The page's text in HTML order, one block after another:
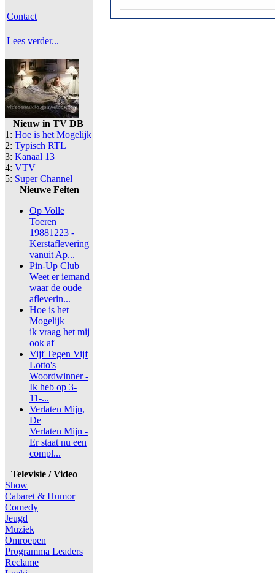
Contact
Lees verder...
Nieuw in TV DB
1: Hoe is het Mogelijk
2: Typisch RTL
3: Kanaal 13
4: VTV
5: Super Channel
Nieuwe Feiten
Op Volle
Toeren
19881223 -
Kerstaflevering
vanuit Ap...
Pin-Up Club
Weet er iemand
waar de oude
afleverin...
Hoe is het
Mogelijk
ik vraag het mij
ook af
Vijf Tegen Vijf
Lotto's
Woordwinner -
Ik heb op 3-
11-...
Verlaten Mijn,
De
Verlaten Mijn -
Er staat nu een
compl...
Televisie / Video
Show
Cabaret & Humor
Comedy
Jeugd
Muziek
Omroepen
Programma Leaders
Reclame